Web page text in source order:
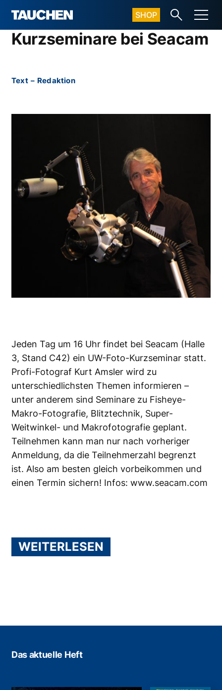
SHOP
Kurzseminare bei Seacam
Text – Redaktion
Jeden Tag um 16 Uhr findet bei Seacam (Halle
3, Stand C42) ein UW-Foto-Kurzseminar statt.
Profi-Fotograf Kurt Amsler wird zu
unterschiedlichsten Themen informieren –
unter anderem sind Seminare zu Fisheye-
Makro-Fotografie, Blitztechnik, Super-
Weitwinkel- und Makrofotografie geplant.
Teilnehmen kann man nur nach vorheriger
Anmeldung, da die Teilnehmerzahl begrenzt
ist. Also am besten gleich vorbeikommen und
einen Termin sichern! Infos: www.seacam.com
WEITERLESEN
Das aktuelle Heft